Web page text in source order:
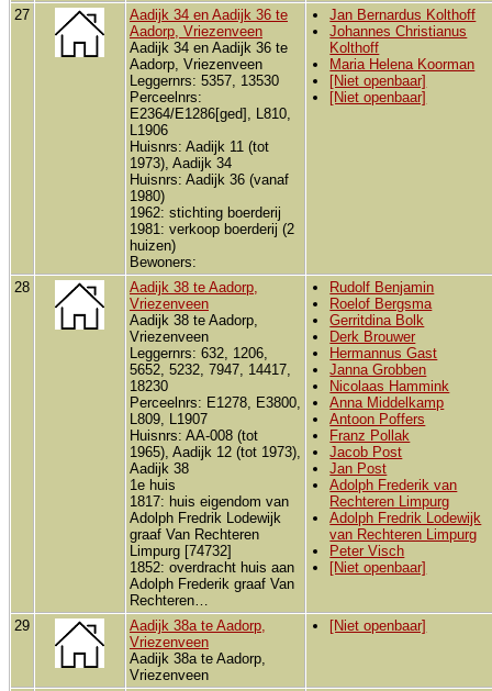
27
Aadijk 34 en Aadijk 36 te
Aadorp, Vriezenveen
Aadijk 34 en Aadijk 36 te
Aadorp, Vriezenveen
Leggernrs: 5357, 13530
Perceelnrs:
E2364/E1286[ged], L810,
L1906
Huisnrs: Aadijk 11 (tot
1973), Aadijk 34
Huisnrs: Aadijk 36 (vanaf
1980)
1962: stichting boerderij
1981: verkoop boerderij (2
huizen)
Bewoners:
Jan Bernardus Kolthoff
Johannes Christianus
Kolthoff
Maria Helena Koorman
[Niet openbaar]
[Niet openbaar]
28
Aadijk 38 te Aadorp,
Vriezenveen
Aadijk 38 te Aadorp,
Vriezenveen
Leggernrs: 632, 1206,
5652, 5232, 7947, 14417,
18230
Perceelnrs: E1278, E3800,
L809, L1907
Huisnrs: AA-008 (tot
1965), Aadijk 12 (tot 1973),
Aadijk 38
1e huis
1817: huis eigendom van
Adolph Fredrik Lodewijk
graaf Van Rechteren
Limpurg [74732]
1852: overdracht huis aan
Adolph Frederik graaf Van
Rechteren…
Rudolf Benjamin
Roelof Bergsma
Gerritdina Bolk
Derk Brouwer
Hermannus Gast
Janna Grobben
Nicolaas Hammink
Anna Middelkamp
Antoon Poffers
Franz Pollak
Jacob Post
Jan Post
Adolph Frederik van
Rechteren Limpurg
Adolph Fredrik Lodewijk
van Rechteren Limpurg
Peter Visch
[Niet openbaar]
29
Aadijk 38a te Aadorp,
Vriezenveen
Aadijk 38a te Aadorp,
Vriezenveen
[Niet openbaar]